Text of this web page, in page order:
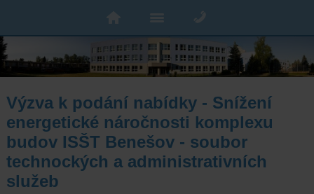
Výzva k podání nabídky - Snížení
energetické náročnosti komplexu
budov ISŠT Benešov - soubor
technockých a administrativních
služeb